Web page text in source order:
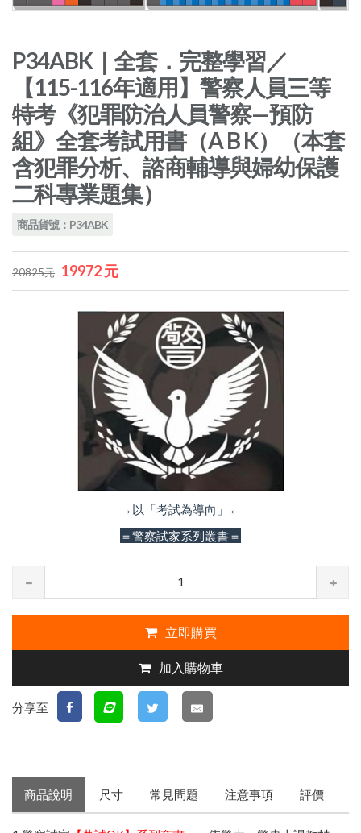
P34ABK｜全套．完整學習／
【115-116年適用】警察人員三等
特考《犯罪防治人員警察—預防
組》全套考試用書（A B K）（本套
含犯罪分析、諮商輔導與婦幼保護
二科專業題集）
商品貨號：P34ABK
20825元 19972 元
→以「考試為導向」←
＝警察試家系列叢書＝
立即購買
加入購物車
分享至
商品說明 尺寸 常見問題 注意事項 評價